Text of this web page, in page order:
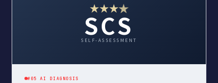
★★★★
SCS
SELF-ASSESSMENT
#05 AI DIAGNOSIS